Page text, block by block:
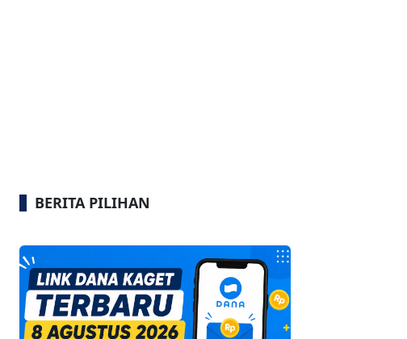
BERITA PILIHAN